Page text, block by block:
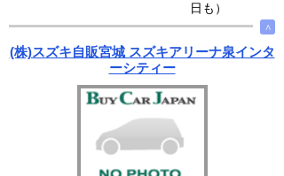
日も）
∧
(株)スズキ自販宮城 スズキアリーナ泉インタ
ーシティー